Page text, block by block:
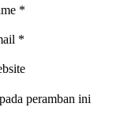
*
*
peramban ini